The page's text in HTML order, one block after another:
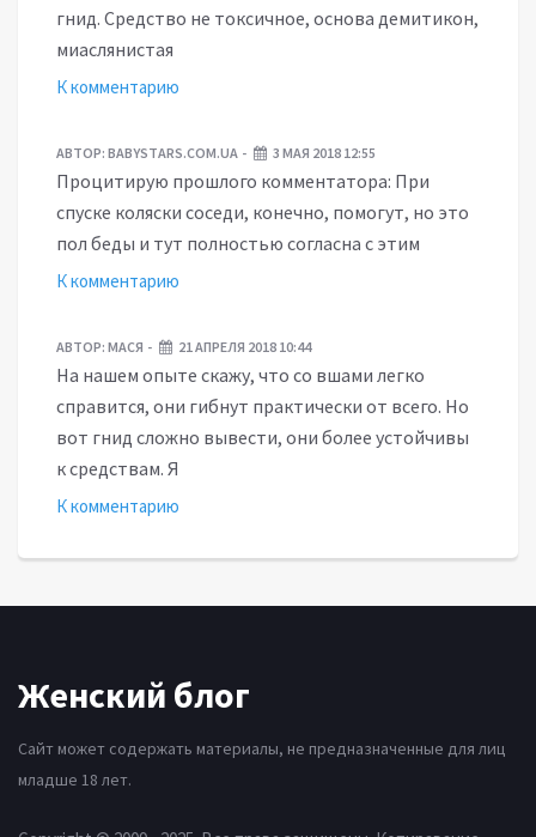
гнид. Средство не токсичное, основа демитикон,
миаслянистая
К комментарию
АВТОР: BABYSTARS.COM.UA 3 МАЯ 2018 12:55
Процитирую прошлого комментатора: При
спуске коляски соседи, конечно, помогут, но это
пол беды и тут полностью согласна с этим
К комментарию
АВТОР: МАСЯ 21 АПРЕЛЯ 2018 10:44
На нашем опыте скажу, что со вшами легко
справится, они гибнут практически от всего. Но
вот гнид сложно вывести, они более устойчивы
к средствам. Я
К комментарию
Женский блог
Сайт может содержать материалы, не предназначенные для лиц
младше 18 лет.